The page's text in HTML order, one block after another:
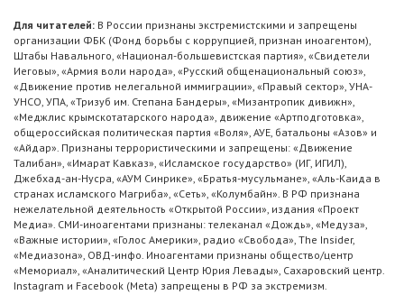
Для читателей: В России признаны экстремистскими и запрещены
организации ФБК (Фонд борьбы с коррупцией, признан иноагентом),
Штабы Навального, «Национал-большевистская партия», «Свидетели
Иеговы», «Армия воли народа», «Русский общенациональный союз»,
«Движение против нелегальной иммиграции», «Правый сектор», УНА-
УНСО, УПА, «Тризуб им. Степана Бандеры», «Мизантропик дивижн»,
«Меджлис крымскотатарского народа», движение «Артподготовка»,
общероссийская политическая партия «Воля», АУЕ, батальоны «Азов» и
«Айдар». Признаны террористическими и запрещены: «Движение
Талибан», «Имарат Кавказ», «Исламское государство» (ИГ, ИГИЛ),
Джебхад-ан-Нусра, «АУМ Синрике», «Братья-мусульмане», «Аль-Каида в
странах исламского Магриба», «Сеть», «Колумбайн». В РФ признана
нежелательной деятельность «Открытой России», издания «Проект
Медиа». СМИ-иноагентами признаны: телеканал «Дождь», «Медуза»,
«Важные истории», «Голос Америки», радио «Свобода», The Insider,
«Медиазона», ОВД-инфо. Иноагентами признаны общество/центр
«Мемориал», «Аналитический Центр Юрия Левады», Сахаровский центр.
Instagram и Facebook (Metа) запрещены в РФ за экстремизм.